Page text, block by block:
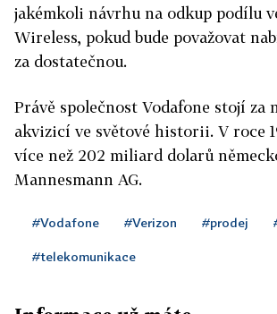
jakémkoli návrhu na odkup podílu
Wireless, pokud bude považovat
za dostatečnou.
Právě společnost Vodafone stojí za
akvizicí ve světové historii. V roce
více než 202 miliard dolarů
Mannesmann AG.
#Vodafone #Verizon #prodej
#telekomunikace